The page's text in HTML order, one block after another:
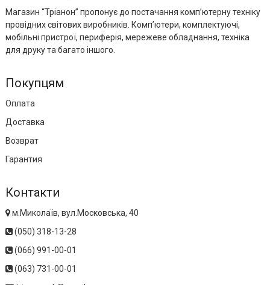
Магазин “Тріанон” пропонує до постачання комп’ютерну техніку
провідних світових виробників. Комп’ютери, комплектуючі,
мобільні пристрої, периферія, мережеве обладнання, техніка
для друку та багато іншого.
Покупцям
Оплата
Доставка
Возврат
Гарантия
Контакти
м.Миколаїв, вул.Московська, 40
(050) 318-13-28
(066) 991-00-01
(063) 731-00-01